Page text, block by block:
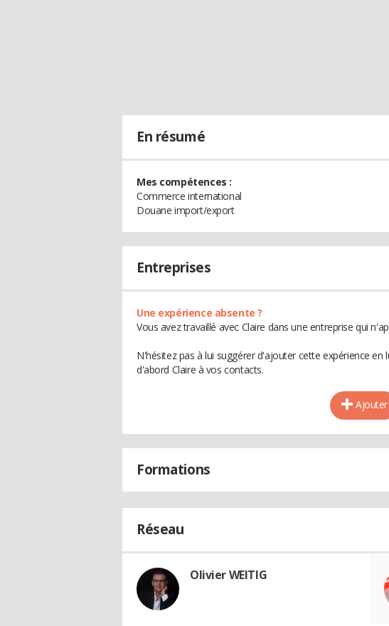
En résumé
Mes compétences :
Commerce international
Douane import/export
Entreprises
Une expérience absente ?
Vous avez travaillé avec Claire dans une entreprise qui
N'hésitez pas à lui suggérer d'ajouter cette expérience
d'abord Claire à vos contacts.
Ajouter
Formations
Réseau
Olivier WEITIG